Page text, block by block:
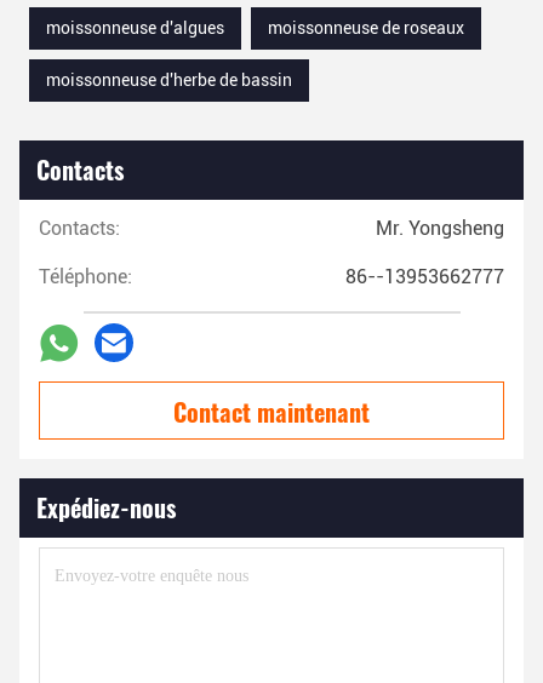
moissonneuse d'algues
moissonneuse de roseaux
moissonneuse d'herbe de bassin
Contacts
Contacts: Mr. Yongsheng
Téléphone: 86--13953662777
Contact maintenant
Expédiez-nous